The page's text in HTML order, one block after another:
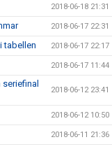
2018-06-18 21:31
2018-06-17 22:31
tabellen 2018-06-17 22:17
2018-06-17 11:44
2018-06-12 23:41
2018-06-12 10:50
2018-06-11 21:36